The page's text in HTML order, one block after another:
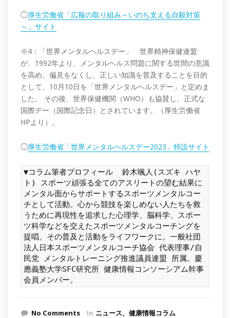
◯厚生労働省「広報の取り組み～いのち支える自殺対策
～」サイト
※4：「世界メンタルヘルスデー」 世界精神保健連盟
が、1992年より、メンタルヘルス問題に関する世間の意識
を高め、偏見をなくし、正しい知識を普及することを目的
として、10月10日を「世界メンタルヘルスデー」と定めま
した。 その後、世界保健機関（WHO）も協賛し、正式な
国際デー（国際記念日）とされています。（厚生労働省
HPより）。
◯厚生労働省「世界メンタルヘルスデー2023」特設サイト
▼コラム筆者プロフィール
鈴木颯人(スズキ ハヤ
ト) スポーツ頑張る全てのアスリートの望む結果に
メンタル面からサポートするスポーツメンタルコー
チとして活動。心から競技を楽しめない人たちを救
うために再現性を追求した心理学、脳科学、スポー
ツ科学などを交えたスポーツメンタルコーチングを
提唱。その普及と活動をライフワークに。一般社団
法人日本スポーツメンタルコーチ協会 代表理事/自
民党 メンタルトレーニング推進議員連盟 所属。慶
應義塾大学SFC研究所 健康情報コンソーシアム幹事
会員メンバー。
No Comments In ニュース 健康情報コラム